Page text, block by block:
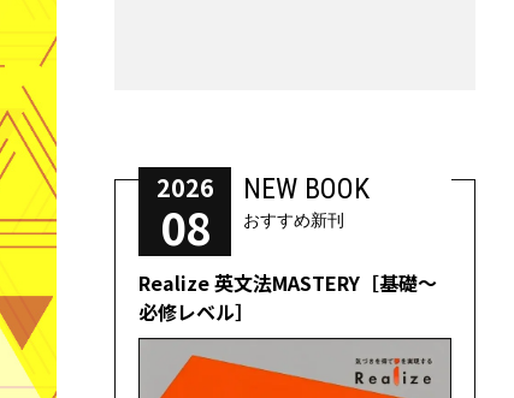
2026
08
NEW BOOK
おすすめ新刊
Realize 英文法MASTERY［基礎～
必修レベル］